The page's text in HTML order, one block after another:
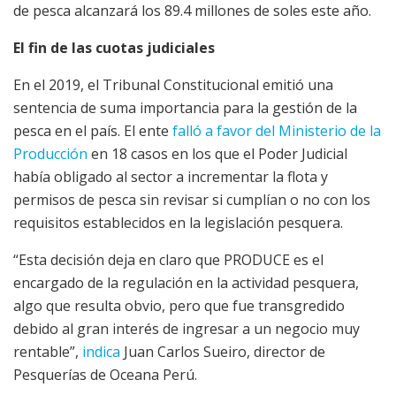
de pesca alcanzará los 89.4 millones de soles este año.
El fin de las cuotas judiciales
En el 2019, el Tribunal Constitucional emitió una
sentencia de suma importancia para la gestión de la
pesca en el país. El ente falló a favor del Ministerio de la
Producción en 18 casos en los que el Poder Judicial
había obligado al sector a incrementar la flota y
permisos de pesca sin revisar si cumplían o no con los
requisitos establecidos en la legislación pesquera.
“Esta decisión deja en claro que PRODUCE es el
encargado de la regulación en la actividad pesquera,
algo que resulta obvio, pero que fue transgredido
debido al gran interés de ingresar a un negocio muy
rentable”, indica Juan Carlos Sueiro, director de
Pesquerías de Oceana Perú.